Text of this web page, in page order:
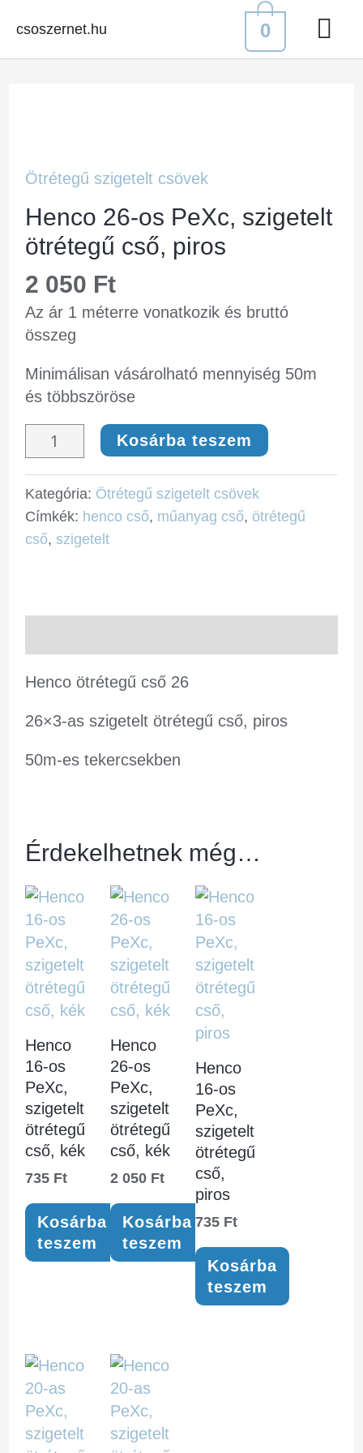
csoszernet.hu 0
Ötrétegű szigetelt csövek
Henco 26-os PeXc, szigetelt
ötrétegű cső, piros
2 050 Ft
Az ár 1 méterre vonatkozik és bruttó
összeg
Minimálisan vásárolható mennyiség 50m
és többszöröse
Kosárba teszem
Kategória: Ötrétegű szigetelt csövek
Címkék: henco cső, műanyag cső, ötrétegű
cső, szigetelt
Henco ötrétegű cső 26
26×3-as szigetelt ötrétegű cső, piros
50m-es tekercsekben
Érdekelhetnek még…
Henco
16-os
PeXc,
szigetelt
ötrétegű
cső, kék
735 Ft
Kosárba
teszem
Henco
26-os
PeXc,
szigetelt
ötrétegű
cső, kék
2 050 Ft
Kosárba
teszem
Henco
16-os
PeXc,
szigetelt
ötrétegű
cső,
piros
735 Ft
Kosárba
teszem